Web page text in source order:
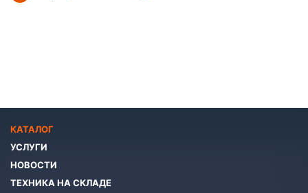
КАТАЛОГ
УСЛУГИ
НОВОСТИ
ТЕХНИКА НА СКЛАДЕ